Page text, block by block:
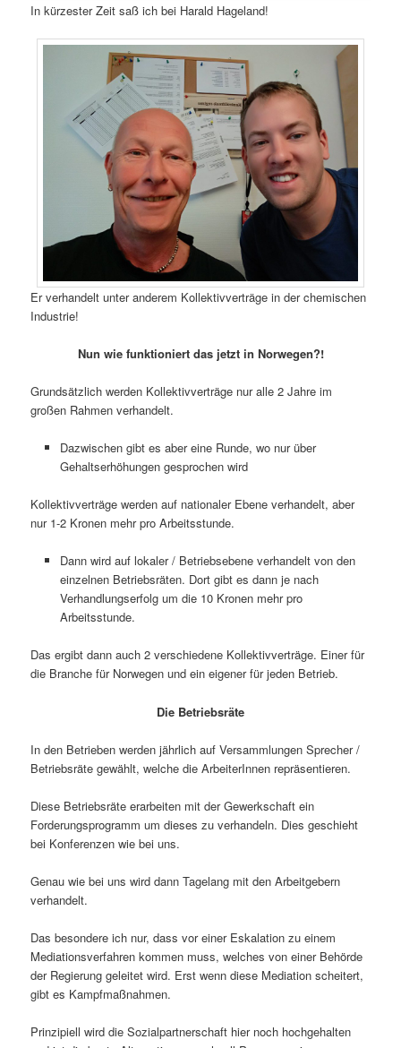
In kürzester Zeit saß ich bei Harald Hageland!
Er verhandelt unter anderem Kollektivverträge in der chemischen
Industrie!
Nun wie funktioniert das jetzt in Norwegen?!
Grundsätzlich werden Kollektivverträge nur alle 2 Jahre im
großen Rahmen verhandelt.
Dazwischen gibt es aber eine Runde, wo nur über
Gehaltserhöhungen gesprochen wird
Kollektivverträge werden auf nationaler Ebene verhandelt, aber
nur 1-2 Kronen mehr pro Arbeitsstunde.
Dann wird auf lokaler / Betriebsebene verhandelt von den
einzelnen Betriebsräten. Dort gibt es dann je nach
Verhandlungserfolg um die 10 Kronen mehr pro
Arbeitsstunde.
Das ergibt dann auch 2 verschiedene Kollektivverträge. Einer für
die Branche für Norwegen und ein eigener für jeden Betrieb.
Die Betriebsräte
In den Betrieben werden jährlich auf Versammlungen Sprecher /
Betriebsräte gewählt, welche die ArbeiterInnen repräsentieren.
Diese Betriebsräte erarbeiten mit der Gewerkschaft ein
Forderungsprogramm um dieses zu verhandeln. Dies geschieht
bei Konferenzen wie bei uns.
Genau wie bei uns wird dann Tagelang mit den Arbeitgebern
verhandelt.
Das besondere ich nur, dass vor einer Eskalation zu einem
Mediationsverfahren kommen muss, welches von einer Behörde
der Regierung geleitet wird. Erst wenn diese Mediation scheitert,
gibt es Kampfmaßnahmen.
Prinzipiell wird die Sozialpartnerschaft hier noch hochgehalten